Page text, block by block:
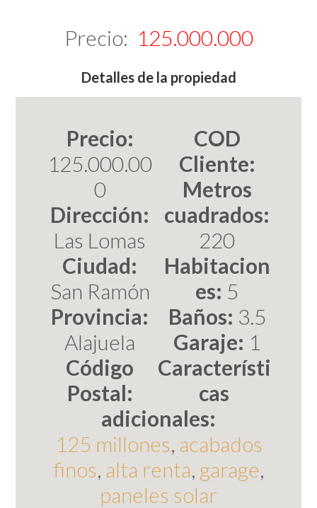
Precio: 125.000.000
Detalles de la propiedad
Precio:
125.000.00
0
Dirección:
Las Lomas
Ciudad:
San Ramón
Provincia:
Alajuela
Código
Postal:
COD
Cliente:
Metros
cuadrados:
220
Habitacion
es: 5
Baños: 3.5
Garaje: 1
Característi
cas
adicionales:
125 millones, acabados
finos, alta renta, garage,
paneles solar